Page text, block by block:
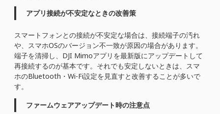
アプリ接続が不安定なときの改善策
スマートフォンとの接続が不安定な場合は、接続端子の汚れ
や、スマホOSのバージョン不一致が原因の場合があります。
端子を清掃し、DJI Mimoアプリを最新版にアップデートして
再接続するのが基本です。それでも安定しないときは、スマ
ホのBluetooth・Wi-Fi設定を見直すと改善することが多いで
す。
ファームウェアアップデート時の注意点